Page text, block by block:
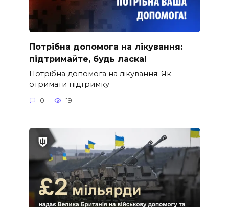
Потрібна допомога на лікування:
підтримайте, будь ласка!
Потрібна допомога на лікування: Як
отримати підтримку
0 19